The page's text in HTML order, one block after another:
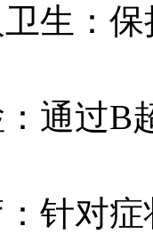
：保
过B
对症